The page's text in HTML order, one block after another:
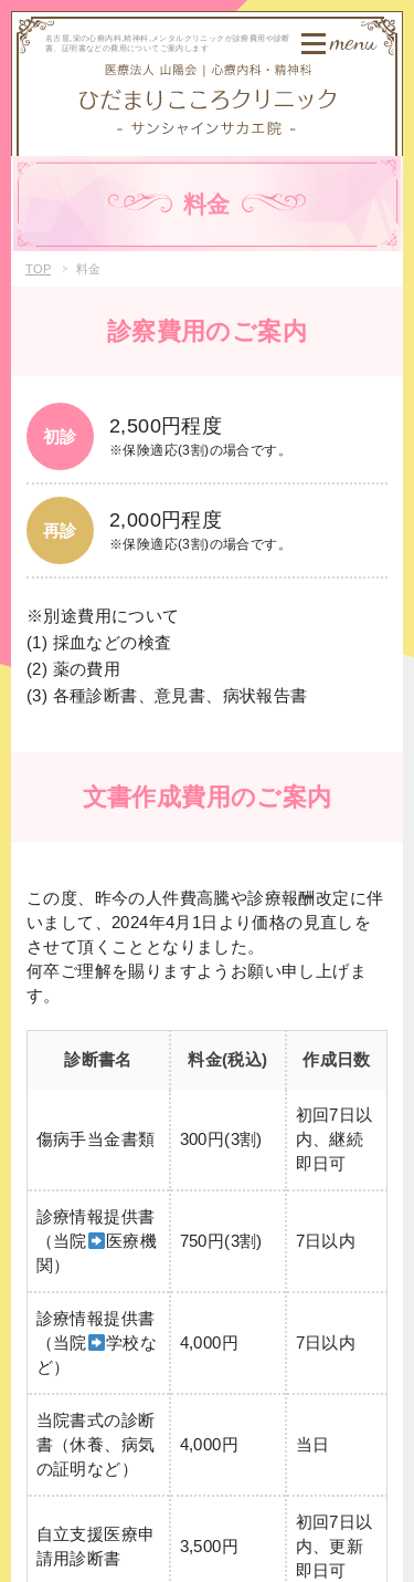
名古屋,栄の心療内科,精神科,メンタルクリニックが診療費用や診断
書、証明書などの費用についてご案内します
menu
料金
TOP 料金
診察費用のご案内
初診 2,500円程度
※保険適応(3割)の場合です。
再診 2,000円程度
※保険適応(3割)の場合です。
※別途費用について
(1) 採血などの検査
(2) 薬の費用
(3) 各種診断書、意見書、病状報告書
文書作成費用のご案内
この度、昨今の人件費高騰や診療報酬改定に伴
いまして、2024年4月1日より価格の見直しを
させて頂くこととなりました。
何卒ご理解を賜りますようお願い申し上げま
す。
診断書名 料金(税込) 作成日数
傷病手当金書類 300円(3割)
初回7日以
内、継続
即日可
診療情報提供書
（当院
医療機
関）
750円(3割) 7日以内
診療情報提供書
（当院
学校な
ど）
4,000円 7日以内
当院書式の診断
書（休養、病気
の証明など）
4,000円 当日
自立支援医療申
請用診断書
3,500円
初回7日以
内、更新
即日可